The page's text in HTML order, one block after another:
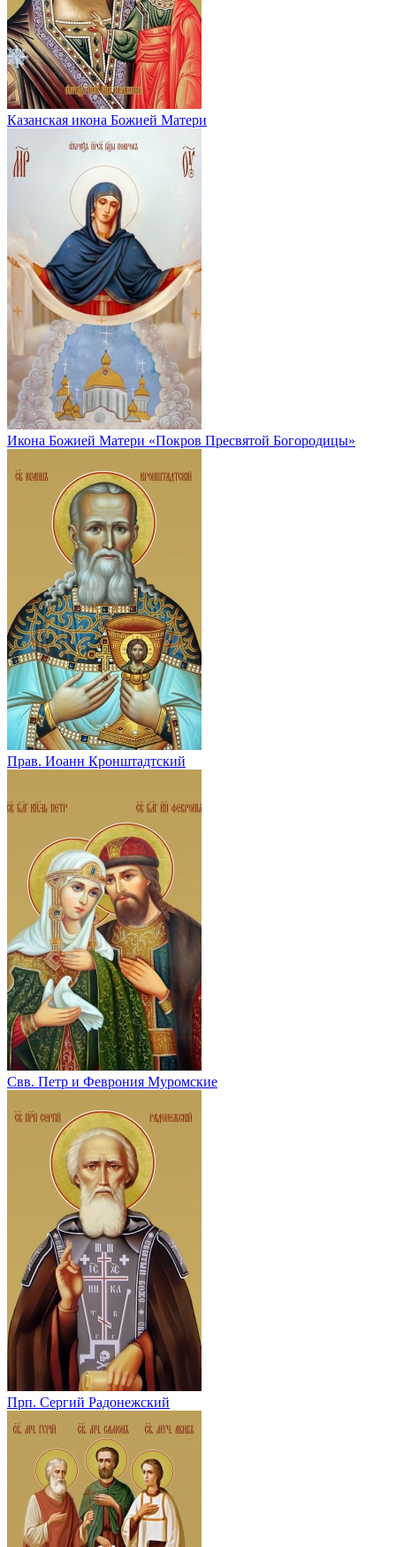
Казанская икона Божией Матери
Икона Божией Матери «Покров Пресвятой Богородицы»
Прав. Иоанн Кронштадтский
Свв. Петр и Феврония Муромские
Прп. Сергий Радонежский